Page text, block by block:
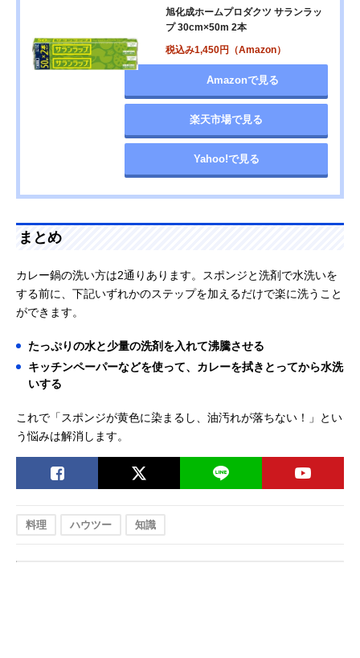
旭化成ホームプロダクツ サランラッ
プ 30cm×50m 2本
税込み1,450円（Amazon）
Amazonで見る
楽天市場で見る
Yahoo!で見る
まとめ
カレー鍋の洗い方は2通りあります。スポンジと洗剤で水洗いを
する前に、下記いずれかのステップを加えるだけで楽に洗うこと
ができます。
たっぷりの水と少量の洗剤を入れて沸騰させる
キッチンペーパーなどを使って、カレーを拭きとってから水洗
いする
これで「スポンジが黄色に染まるし、油汚れが落ちない！」とい
う悩みは解消します。
料理 ハウツー 知識